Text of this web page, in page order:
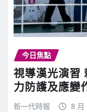
今日焦點
視導漢光演習
力防護及應變
新一代時報 8 月